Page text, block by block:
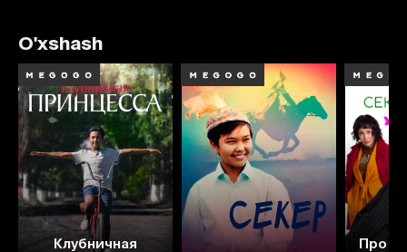
O'xshash
Клубничная
6.9 6.4
Про